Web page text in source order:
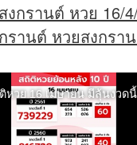
งกรานต์ หวย 16/
รานต์ หวยสงกรา